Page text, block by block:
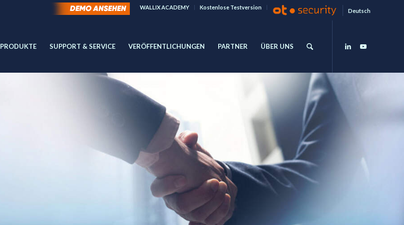
WALLIX ACADEMY Kostenlose Testversion
Deutsch
PRODUKTE SUPPORT & SERVICE VERÖFFENTLICHUNGEN PARTNER ÜBER UNS